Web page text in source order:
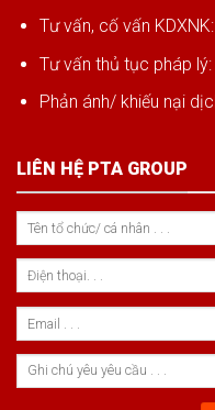
Tư vấn, cố vấn KDXNK:
Tư vấn thủ tục pháp lý:
Phản ánh/ khiếu nại
LIÊN HỆ PTA GROUP